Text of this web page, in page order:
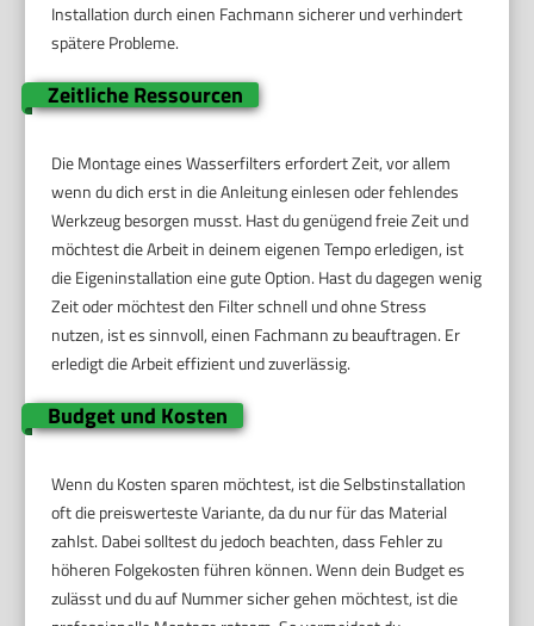
Installation durch einen Fachmann sicherer und verhindert
spätere Probleme.
Zeitliche Ressourcen
Die Montage eines Wasserfilters erfordert Zeit, vor allem
wenn du dich erst in die Anleitung einlesen oder fehlendes
Werkzeug besorgen musst. Hast du genügend freie Zeit und
möchtest die Arbeit in deinem eigenen Tempo erledigen, ist
die Eigeninstallation eine gute Option. Hast du dagegen wenig
Zeit oder möchtest den Filter schnell und ohne Stress
nutzen, ist es sinnvoll, einen Fachmann zu beauftragen. Er
erledigt die Arbeit effizient und zuverlässig.
Budget und Kosten
Wenn du Kosten sparen möchtest, ist die Selbstinstallation
oft die preiswerteste Variante, da du nur für das Material
zahlst. Dabei solltest du jedoch beachten, dass Fehler zu
höheren Folgekosten führen können. Wenn dein Budget es
zulässt und du auf Nummer sicher gehen möchtest, ist die